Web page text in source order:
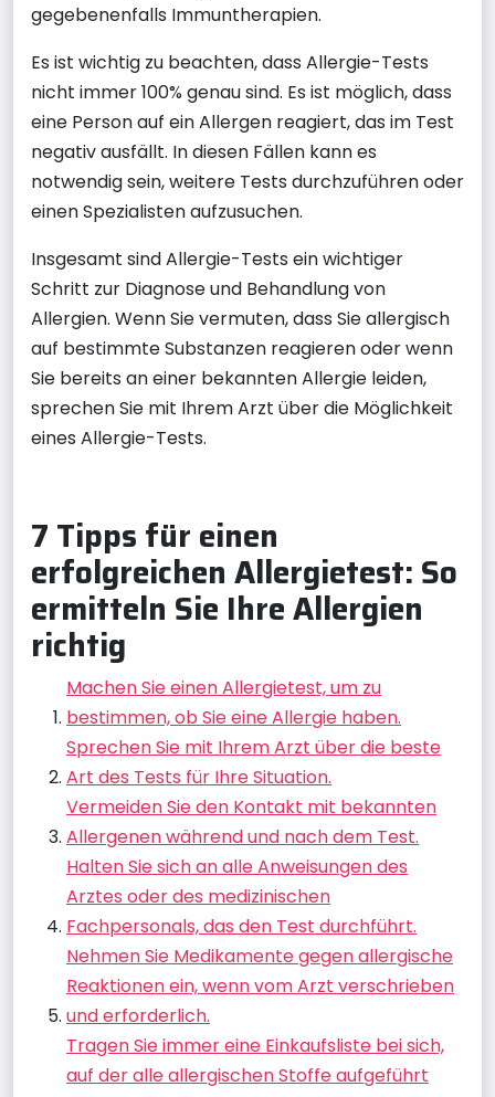
gegebenenfalls Immuntherapien.
Es ist wichtig zu beachten, dass Allergie-Tests
nicht immer 100% genau sind. Es ist möglich, dass
eine Person auf ein Allergen reagiert, das im Test
negativ ausfällt. In diesen Fällen kann es
notwendig sein, weitere Tests durchzuführen oder
einen Spezialisten aufzusuchen.
Insgesamt sind Allergie-Tests ein wichtiger
Schritt zur Diagnose und Behandlung von
Allergien. Wenn Sie vermuten, dass Sie allergisch
auf bestimmte Substanzen reagieren oder wenn
Sie bereits an einer bekannten Allergie leiden,
sprechen Sie mit Ihrem Arzt über die Möglichkeit
eines Allergie-Tests.
7 Tipps für einen
erfolgreichen Allergietest: So
ermitteln Sie Ihre Allergien
richtig
Machen Sie einen Allergietest, um zu
bestimmen, ob Sie eine Allergie haben.
Sprechen Sie mit Ihrem Arzt über die beste
Art des Tests für Ihre Situation.
Vermeiden Sie den Kontakt mit bekannten
Allergenen während und nach dem Test.
Halten Sie sich an alle Anweisungen des
Arztes oder des medizinischen
Fachpersonals, das den Test durchführt.
Nehmen Sie Medikamente gegen allergische
Reaktionen ein, wenn vom Arzt verschrieben
und erforderlich.
Tragen Sie immer eine Einkaufsliste bei sich,
auf der alle allergischen Stoffe aufgeführt